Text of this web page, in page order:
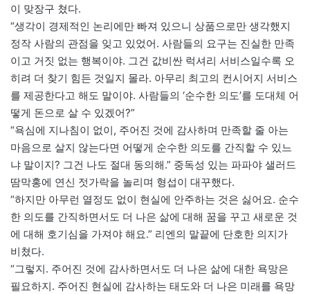
이 맞장구 쳤다.
“생각이 경제적인 논리에만 빠져 있으니 상품으로만 생각했지
정작 사람의 관점을 잊고 있었어. 사람들의 요구는 진실한 만족
이고 거짓 없는 행복이야. 그건 값비싼 럭셔리 서비스일수록 오
히려 더 찾기 힘든 것일지 몰라. 아무리 최고의 컨시어지 서비스
를 제공한다고 해도 말이야. 사람들의 ‘순수한 의도’를 도대체 어
떻게 돈으로 살 수 있겠어?”
“욕심에 지나침이 없이, 주어진 것에 감사하며 만족할 줄 아는
마음으로 살지 않는다면 어떻게 순수한 의도를 간직할 수 있느
냐 말이지? 그건 나도 절대 동의해.” 중독성 있는 파파야 샐러드
땀막홍에 연신 젓가락을 놀리며 형섭이 대꾸했다.
“하지만 아무런 열정도 없이 현실에 안주하는 것은 싫어요. 순수
한 의도를 간직하면서도 더 나은 삶에 대해 꿈을 꾸고 새로운 것
에 대해 호기심을 가져야 해요.” 리엔의 말끝에 단호한 의지가
비쳤다.
“그렇지. 주어진 것에 감사하면서도 더 나은 삶에 대한 욕망은
필요하지. 주어진 현실에 감사하는 태도와 더 나은 미래를 욕망